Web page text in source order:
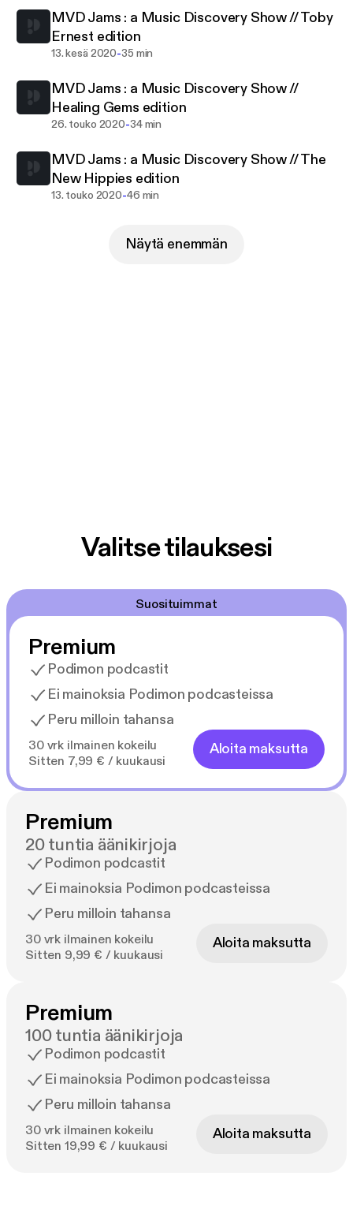
MVD Jams : a Music Discovery Show // Toby
Ernest edition
13. kesä 2020-35 min
MVD Jams : a Music Discovery Show //
Healing Gems edition
26. touko 2020-34 min
MVD Jams : a Music Discovery Show // The
New Hippies edition
13. touko 2020-46 min
Näytä enemmän
Valitse tilauksesi
Suosituimmat
Premium
Podimon podcastit
Ei mainoksia Podimon podcasteissa
Peru milloin tahansa
30 vrk ilmainen kokeilu
Sitten 7,99 € / kuukausi
Aloita maksutta
Premium
20 tuntia äänikirjoja
Podimon podcastit
Ei mainoksia Podimon podcasteissa
Peru milloin tahansa
30 vrk ilmainen kokeilu
Sitten 9,99 € / kuukausi
Aloita maksutta
Premium
100 tuntia äänikirjoja
Podimon podcastit
Ei mainoksia Podimon podcasteissa
Peru milloin tahansa
30 vrk ilmainen kokeilu
Sitten 19,99 € / kuukausi
Aloita maksutta